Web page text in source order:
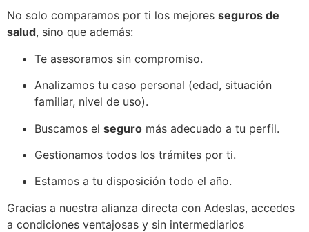
No solo comparamos por ti los mejores seguros de
salud, sino que además:
Te asesoramos sin compromiso.
Analizamos tu caso personal (edad, situación
familiar, nivel de uso).
Buscamos el seguro más adecuado a tu perfil.
Gestionamos todos los trámites por ti.
Estamos a tu disposición todo el año.
Gracias a nuestra alianza directa con Adeslas, accedes
a condiciones ventajosas y sin intermediarios